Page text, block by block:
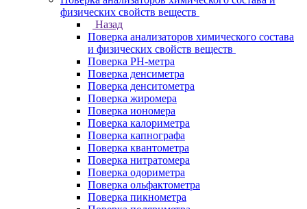
физических свойств веществ
Назад
Поверка анализаторов химического состава
и физических свойств веществ
Поверка PH-метра
Поверка денсиметра
Поверка денситометра
Поверка жиромера
Поверка иономера
Поверка калориметра
Поверка капнографа
Поверка квантометра
Поверка нитратомера
Поверка одориметра
Поверка ольфактометра
Поверка пикнометра